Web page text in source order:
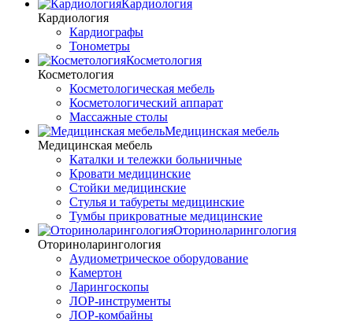
Кардиология
Кардиология
Кардиографы
Тонометры
Косметология
Косметология
Косметологическая мебель
Косметологический аппарат
Массажные столы
Медицинская мебель
Медицинская мебель
Каталки и тележки больничные
Кровати медицинские
Стойки медицинские
Стулья и табуреты медицинские
Тумбы прикроватные медицинские
Оториноларингология
Оториноларингология
Аудиометрическое оборудование
Камертон
Ларингоскопы
ЛОР-инструменты
ЛОР-комбайны